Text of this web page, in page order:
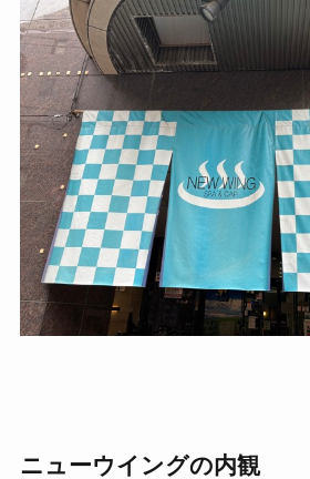
ニューウイングの内観